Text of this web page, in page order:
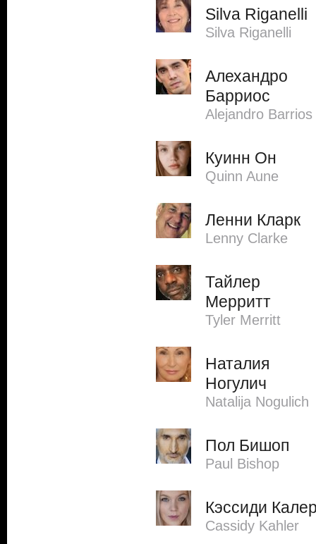
Silva Riganelli
Silva Riganelli
Алехандро
Барриос
Alejandro Barrios
Куинн Он
Quinn Aune
Ленни Кларк
Lenny Clarke
Тайлер
Мерритт
Tyler Merritt
Наталия
Ногулич
Natalija Nogulich
Пол Бишоп
Paul Bishop
Кэссиди
Cassidy Kahler